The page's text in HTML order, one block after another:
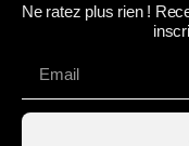
Ne ratez plus rien !